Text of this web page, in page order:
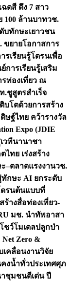
ฉดสี ดึง 7 สาว
100 ล้านบาทวช.
บทักษะเยาวชน
ขยายโอกาสการ
รเรียนรู้โดรนเพื่อ
การเรียนรู้เสริม
รท่องเที่ยว ณ
.ชูสูตรสำเร็จ
บโตด้วยการสร้าง
ษฐ์ไทย คว้ารางวัล
Expo (JDIE
วทีนานาชา
ทย เร่งสร้าง
ะ–ตลาดแรงงานวช.
ทักษะ AI ยกระดับ
ดรนต้นแบบที่
างสื่อท่องเที่ยว-
มช. นำทัพอาสา
ชว์โมเดลปลูกป่า
Zero &
คลื่อนงานวิจัย
งน้ำทั่วประเทศศุภ
ชุมชนดีเด่น ปี